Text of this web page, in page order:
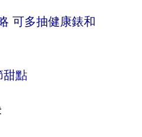
可多抽健康錶和
甜點